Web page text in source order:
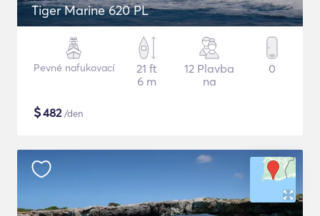
Tiger Marine 620 PL
Pevné nafukovací
21 ft
6 m
12 Plavba
na
0
$482/den